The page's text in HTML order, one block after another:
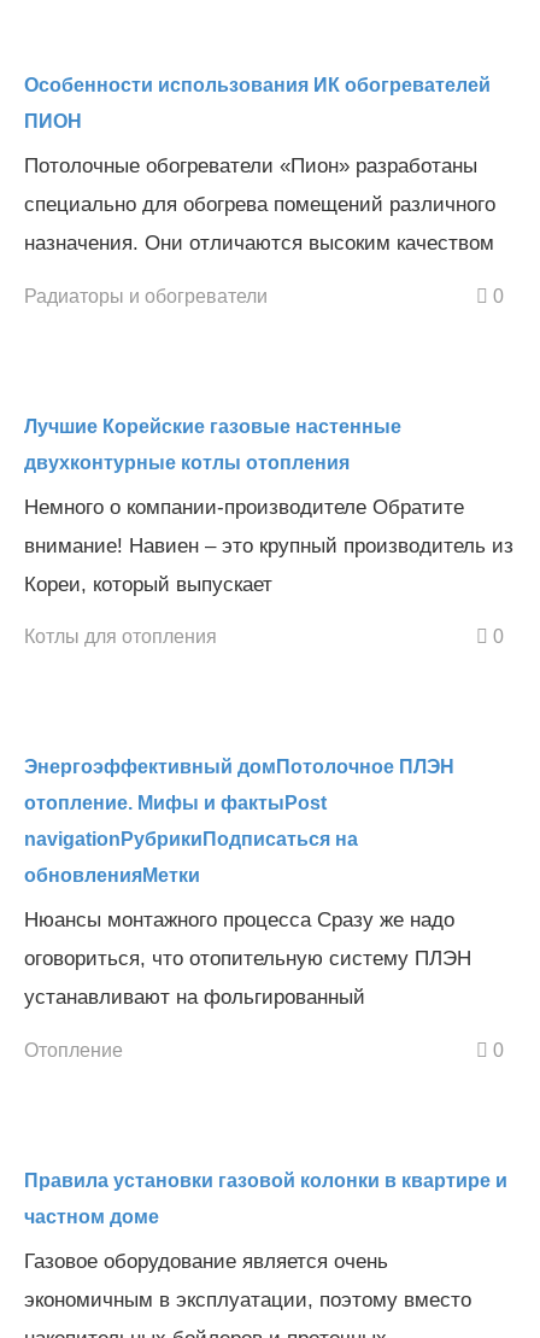
Особенности использования ИК обогревателей
ПИОН
Потолочные обогреватели «Пион» разработаны
специально для обогрева помещений различного
назначения. Они отличаются высоким качеством
Радиаторы и обогреватели 0
Лучшие Корейские газовые настенные
двухконтурные котлы отопления
Немного о компании-производителе Обратите
внимание! Навиен – это крупный производитель из
Кореи, который выпускает
Котлы для отопления 0
Энергоэффективный домПотолочное ПЛЭН
отопление. Мифы и фактыPost
navigationРубрикиПодписаться на
обновленияМетки
Нюансы монтажного процесса Сразу же надо
оговориться, что отопительную систему ПЛЭН
устанавливают на фольгированный
Отопление 0
Правила установки газовой колонки в квартире и
частном доме
Газовое оборудование является очень
экономичным в эксплуатации, поэтому вместо